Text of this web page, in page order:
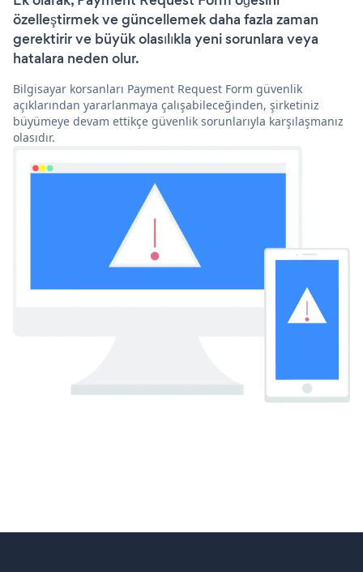
özelleştirmek ve güncellemek daha fazla zaman
gerektirir ve büyük olasılıkla yeni sorunlara veya
hatalara neden olur.
Bilgisayar korsanları Payment Request Form güvenlik
açıklarından yararlanmaya çalışabileceğinden, şirketiniz
büyümeye devam ettikçe güvenlik sorunlarıyla karşılaşmanız
olasıdır.